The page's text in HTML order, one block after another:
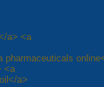
a> <a
pharmaceuticals
<a
a>